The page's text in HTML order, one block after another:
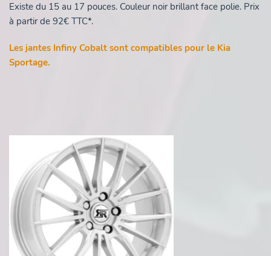
Existe du 15 au 17 pouces. Couleur noir brillant face polie. Prix
à partir de 92€ TTC*.
Les jantes Infiny Cobalt sont compatibles pour le Kia
Sportage.